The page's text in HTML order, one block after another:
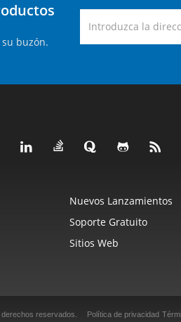
buzón.
Nuevos Lanzamientos
Soporte Gratuito
Sitios Web
reservados. Política de privacidad